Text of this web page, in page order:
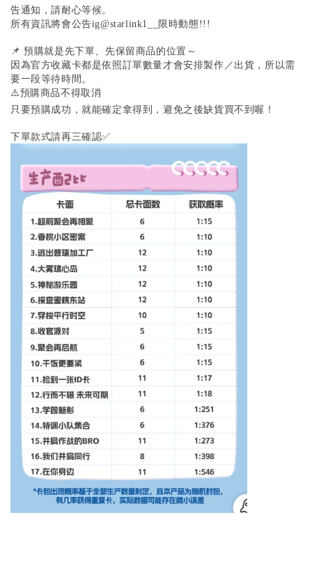
告通知，請耐心等候。
所有資訊將會公告ig@starlink1__限時動態!!!
📌 預購就是先下單、先保留商品的位置～
因為官方收藏卡都是依照訂單數量才會安排製作／出貨，所以需
要一段等待時間。
⚠️預購商品不得取消
只要預購成功，就能確定拿得到，避免之後缺貨買不到喔！
下單款式請再三確認✅